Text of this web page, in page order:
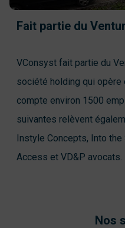
Fait partie du
VConsyst fait partie du
société holding qui
compte environ 1500
suivantes relèvent
Instyle Concepts, Into the
Access et VD&P avocats.
Nos